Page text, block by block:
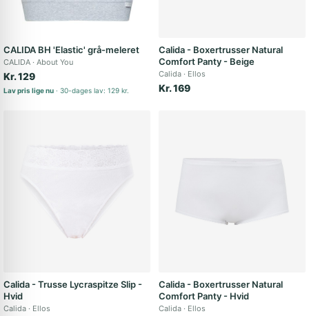
CALIDA BH 'Elastic' grå-meleret
CALIDA About You
Kr. 129
Lav pris lige nu 30-dages lav: 129 kr.
Calida - Boxertrusser Natural
Comfort Panty - Beige
Calida Ellos
Kr. 169
Calida - Trusse Lycraspitze Slip -
Hvid
Calida Ellos
Calida - Boxertrusser Natural
Comfort Panty - Hvid
Calida Ellos